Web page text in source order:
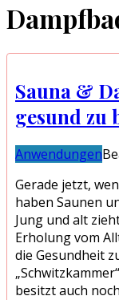
Sauna &
gesund zu
Anwendungen
Gerade jetzt,
haben Saunen
Jung und alt
Erholung vom
die Gesundheit
besitzt auch